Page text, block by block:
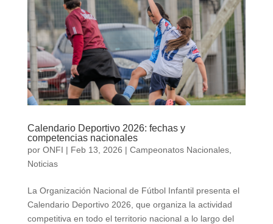
Calendario Deportivo 2026: fechas y
competencias nacionales
por ONFI | Feb 13, 2026 | Campeonatos Nacionales,
Noticias
La Organización Nacional de Fútbol Infantil presenta el
Calendario Deportivo 2026, que organiza la actividad
competitiva en todo el territorio nacional a lo largo del